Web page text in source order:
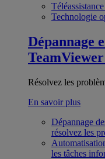
Technologie
Dépannage
Résolvez les
En savoir plus
Dépannage
résolvez les
les tâches